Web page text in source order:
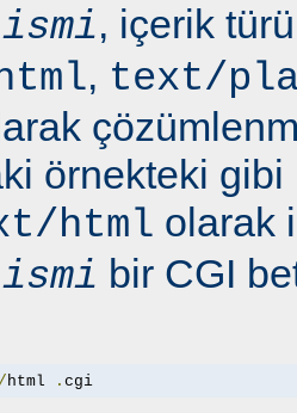
, içerik
, text/
örnekteki
html olarak
bir CGI
/ html . cgi